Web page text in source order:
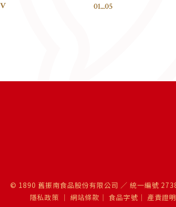
01...05
© 1890 舊振南食品股份有限公司 ／ 統一編號
隱私政策 ｜ 網站條款 ｜ 食品字號 ｜ 產責證明